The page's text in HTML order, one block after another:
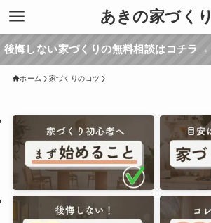
あきの家づくり
後悔しない家づくりの無料相談はコチラ→
ホーム 家づくりのコツ